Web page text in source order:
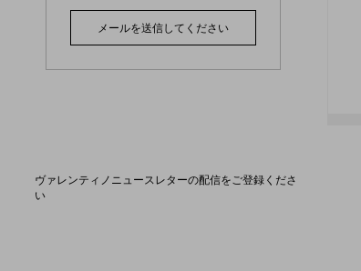
メールを送信してください
ヴァレンティノニュースレターの配信をご登録くださ
い